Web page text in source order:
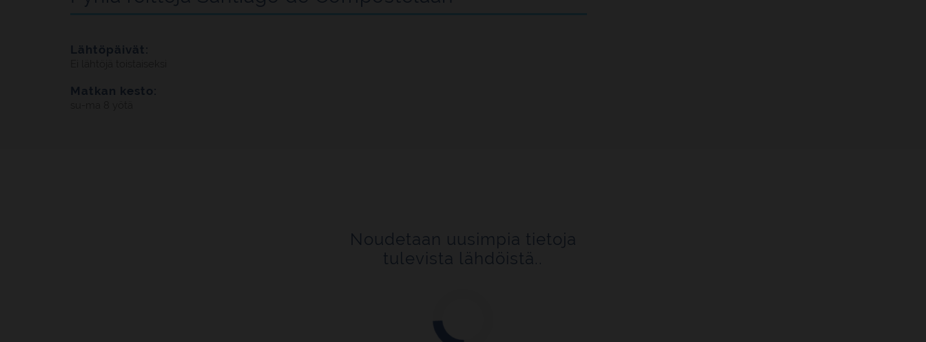
Lähtöpäivät:
Matkan kesto:
Noudetaan uusimpia tietoja
tulevista lähdöistä..